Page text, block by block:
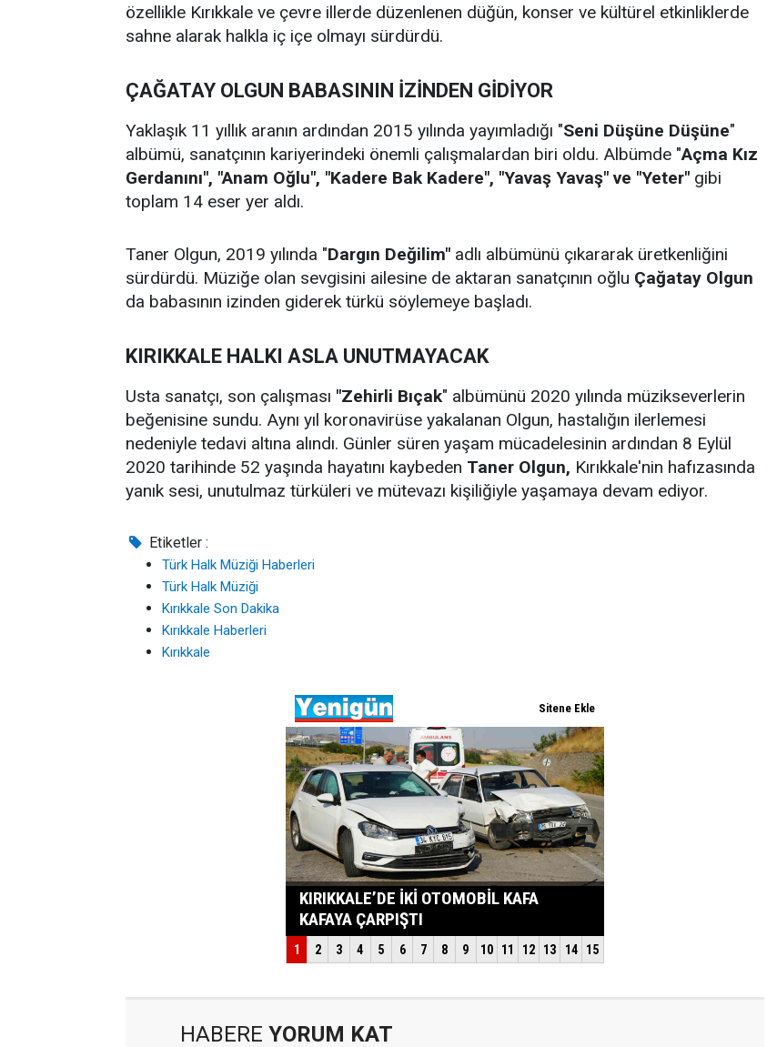
özellikle Kırıkkale ve çevre illerde düzenlenen düğün, konser ve kültürel etkinliklerde
sahne alarak halkla iç içe olmayı sürdürdü.
ÇAĞATAY OLGUN BABASININ İZİNDEN GİDİYOR
Yaklaşık 11 yıllık aranın ardından 2015 yılında yayımladığı "Seni Düşüne Düşüne"
albümü, sanatçının kariyerindeki önemli çalışmalardan biri oldu. Albümde "Açma Kız
Gerdanını", "Anam Oğlu", "Kadere Bak Kadere", "Yavaş Yavaş" ve "Yeter" gibi
toplam 14 eser yer aldı.
Taner Olgun, 2019 yılında "Dargın Değilim" adlı albümünü çıkararak üretkenliğini
sürdürdü. Müziğe olan sevgisini ailesine de aktaran sanatçının oğlu Çağatay Olgun
da babasının izinden giderek türkü söylemeye başladı.
KIRIKKALE HALKI ASLA UNUTMAYACAK
Usta sanatçı, son çalışması "Zehirli Bıçak" albümünü 2020 yılında müzikseverlerin
beğenisine sundu. Aynı yıl koronavirüse yakalanan Olgun, hastalığın ilerlemesi
nedeniyle tedavi altına alındı. Günler süren yaşam mücadelesinin ardından 8 Eylül
2020 tarihinde 52 yaşında hayatını kaybeden Taner Olgun, Kırıkkale'nin hafızasında
yanık sesi, unutulmaz türküleri ve mütevazı kişiliğiyle yaşamaya devam ediyor.
Etiketler :
Türk Halk Müziği Haberleri
Türk Halk Müziği
Kırıkkale Son Dakika
Kırıkkale Haberleri
Kırıkkale
HABERE YORUM KAT